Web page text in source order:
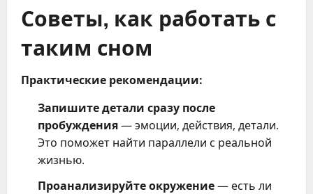
Советы, как работать с
таким сном
Практические рекомендации:
Запишите детали сразу после
пробуждения— эмоции, действия, детали.
Это поможет найти параллели с реальной
жизнью.
Проанализируйте окружение— есть ли